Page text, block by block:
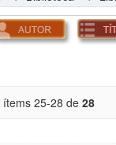
ítems 25-28 de28